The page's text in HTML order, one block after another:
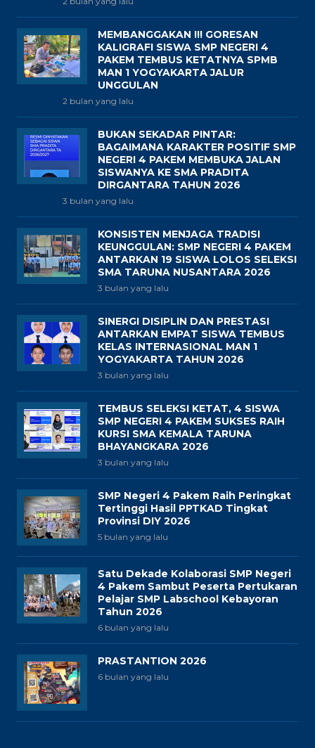
MEMBANGGAKAN !!! GORESAN
KALIGRAFI SISWA SMP NEGERI 4
PAKEM TEMBUS KETATNYA SPMB
MAN 1 YOGYAKARTA JALUR
UNGGULAN
2 bulan yang lalu
BUKAN SEKADAR PINTAR:
BAGAIMANA KARAKTER POSITIF SMP
NEGERI 4 PAKEM MEMBUKA JALAN
SISWANYA KE SMA PRADITA
DIRGANTARA TAHUN 2026
3 bulan yang lalu
KONSISTEN MENJAGA TRADISI
KEUNGGULAN: SMP NEGERI 4 PAKEM
ANTARKAN 19 SISWA LOLOS SELEKSI
SMA TARUNA NUSANTARA 2026
3 bulan yang lalu
SINERGI DISIPLIN DAN PRESTASI
ANTARKAN EMPAT SISWA TEMBUS
KELAS INTERNASIONAL MAN 1
YOGYAKARTA TAHUN 2026
3 bulan yang lalu
TEMBUS SELEKSI KETAT, 4 SISWA
SMP NEGERI 4 PAKEM SUKSES RAIH
KURSI SMA KEMALA TARUNA
BHAYANGKARA 2026
3 bulan yang lalu
SMP Negeri 4 Pakem Raih Peringkat
Tertinggi Hasil PPTKAD Tingkat
Provinsi DIY 2026
5 bulan yang lalu
Satu Dekade Kolaborasi SMP Negeri
4 Pakem Sambut Peserta Pertukaran
Pelajar SMP Labschool Kebayoran
Tahun 2026
6 bulan yang lalu
PRASTANTION 2026
6 bulan yang lalu